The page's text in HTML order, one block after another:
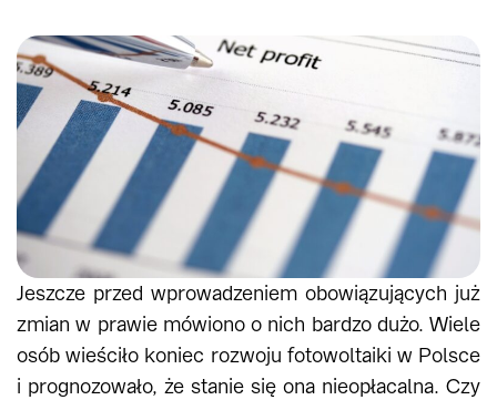
Jeszcze przed wprowadzeniem obowiązujących już
zmian w prawie mówiono o nich bardzo dużo. Wiele
osób wieściło koniec rozwoju fotowoltaiki w Polsce
i prognozowało, że stanie się ona nieopłacalna. Czy